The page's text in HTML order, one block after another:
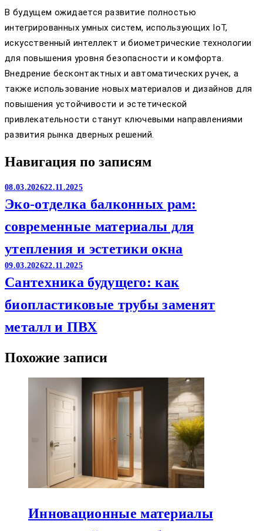
В будущем ожидается развитие полностью
интегрированных умных систем, использующих IoT,
искусственный интеллект и биометрические технологии
для повышения уровня безопасности и комфорта.
Внедрение бесконтактных и автоматических ручек, а
также использование новых материалов и дизайнов для
повышения устойчивости и эстетической
привлекательности станут ключевыми направлениями
развития рынка дверных решений.
Навигация по записям
08.03.202622.11.2025
Эко-отделка балконных рам:
современные материалы для
утепления и эстетики окна
09.03.202622.11.2025
Сантехника будущего: как
биопластиковые трубы заменят
металл и ПВХ
Похожие записи
Инновационные материалы